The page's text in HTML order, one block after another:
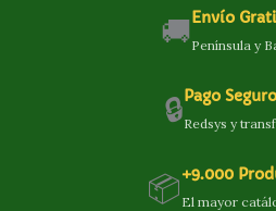
🚚Envío
Península y
🔒Pago Seguro
Redsys y
📦+9.000
El mayor